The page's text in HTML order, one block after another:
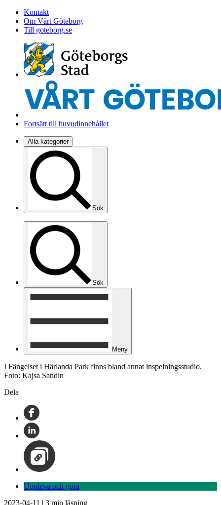
Kontakt
Om Vårt Göteborg
Till goteborg.se
Fortsätt till huvudinnehållet
Alla kategorier
Sök
Sök
Meny
I Fängelset i Härlanda Park finns bland annat inspelningsstudio.
Foto: Kajsa Sandin
Dela
Uppleva och göra
2023-04-11 | 3 min läsning